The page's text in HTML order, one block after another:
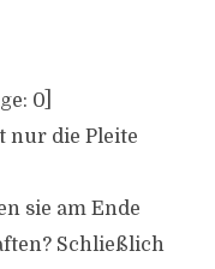
0]
nur die Pleite
sie am Ende
Schließlich